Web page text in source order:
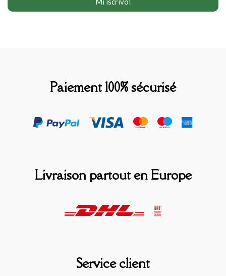
Paiement 100% sécurisé
Livraison partout en Europe
Service client